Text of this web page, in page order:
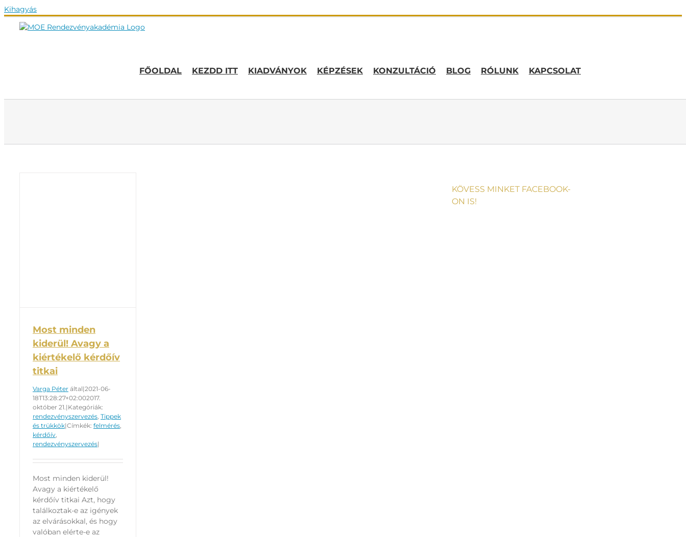
Kihagyás
FŐOLDAL KEZDD ITT KIADVÁNYOK KÉPZÉSEK KONZULTÁCIÓ BLOG RÓLUNK KAPCSOLAT
Most minden
kiderül! Avagy a
kiértékelő kérdőív
titkai
Varga Péter által|2021-06-
18T13:28:27+02:002017.
október 21.| Kategóriák:
rendezvényszervezés, Tippek
és trükkök|Címkék: felmérés,
kérdőív,
rendezvényszervezés|
Most minden kiderül!
Avagy a kiértékelő
kérdőív titkai Azt, hogy
találkoztak-e az igények
az elvárásokkal, és hogy
valóban elérte-e az
KÖVESS MINKET FACEBOOK-
ON IS!